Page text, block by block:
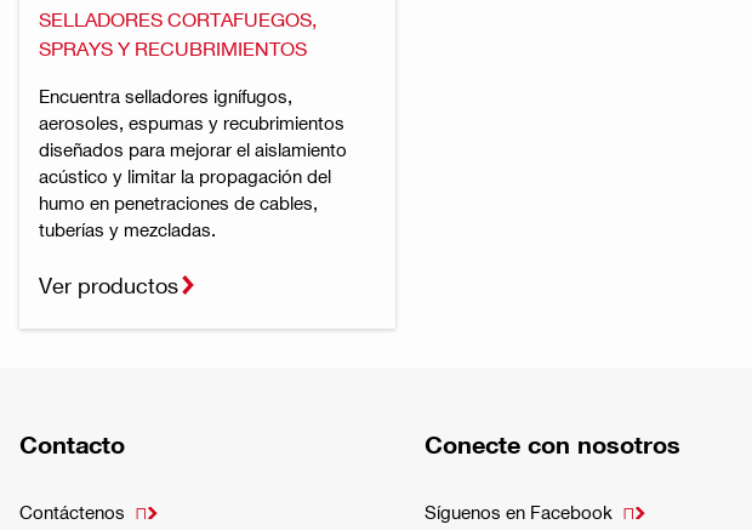
SELLADORES CORTAFUEGOS,
SPRAYS Y RECUBRIMIENTOS
Encuentra selladores ignífugos,
aerosoles, espumas y recubrimientos
diseñados para mejorar el aislamiento
acústico y limitar la propagación del
humo en penetraciones de cables,
tuberías y mezcladas.
Ver productos
Contacto
Contáctenos 
Conecte con nosotros
Síguenos en Facebook 